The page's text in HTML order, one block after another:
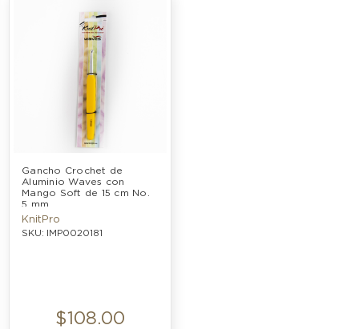
Gancho Crochet de
Aluminio Waves con
Mango Soft de 15 cm No.
5 mm
KnitPro
SKU: IMP0020181
$108.00